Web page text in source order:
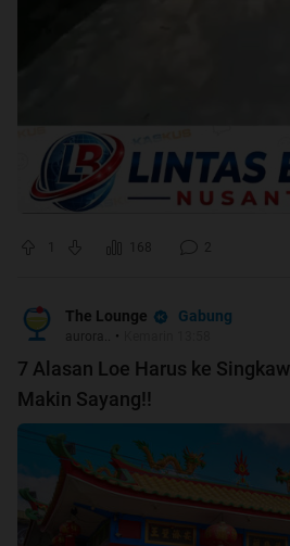
168 2
The Lounge Gabung
aurora.. •
7 Alasan Loe Harus ke
Makin Sayang!!